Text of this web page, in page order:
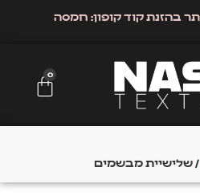
0
/ שלישיית מבשמים